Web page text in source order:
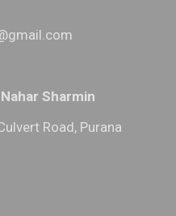
Sharmin
Road, Purana